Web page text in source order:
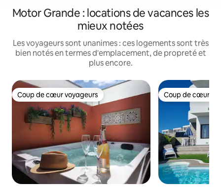
Motor Grande : locations de vacances les
mieux notées
Les voyageurs sont unanimes : ces logements sont très
bien notés en termes d'emplacement, de propreté et
plus encore.
Coup de cœur voyageurs
Coup de cœur voyageurs Coup de cœur
Coup de cœur